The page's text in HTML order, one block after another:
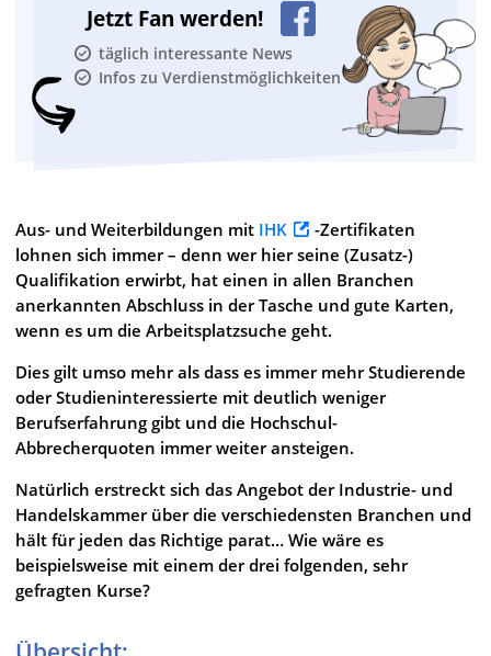
Jetzt Fan werden!
täglich interessante News
Infos zu Verdienstmöglichkeiten
Aus- und Weiterbildungen mit IHK
-Zertifikaten
lohnen sich immer – denn wer hier seine (Zusatz-)
Qualifikation erwirbt, hat einen in allen Branchen
anerkannten Abschluss in der Tasche und gute Karten,
wenn es um die Arbeitsplatzsuche geht.
Dies gilt umso mehr als dass es immer mehr Studierende
oder Studieninteressierte mit deutlich weniger
Berufserfahrung gibt und die Hochschul-
Abbrecherquoten immer weiter ansteigen.
Natürlich erstreckt sich das Angebot der Industrie- und
Handelskammer über die verschiedensten Branchen und
hält für jeden das Richtige parat… Wie wäre es
beispielsweise mit einem der drei folgenden, sehr
gefragten Kurse?